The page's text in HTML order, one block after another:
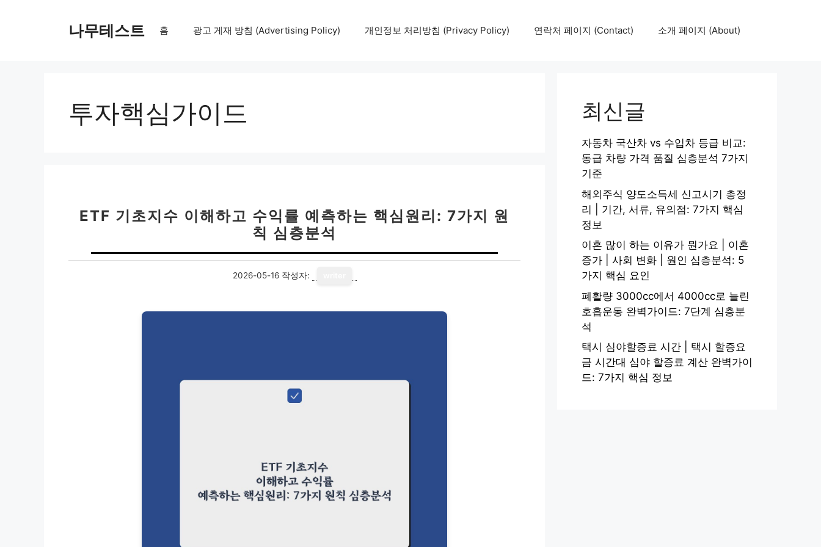
나무테스트 홈 광고 게재 방침 (Advertising Policy) 개인정보 처리방침 (Privacy Policy) 연락처 페이지 (Contact) 소개 페이지 (About)
투자핵심가이드
ETF 기초지수 이해하고 수익률 예측하는 핵심원리: 7가지 원
칙 심층분석
2026-05-16 작성자:
최신글
자동차 국산차 vs 수입차 등급 비교:
동급 차량 가격 품질 심층분석 7가지
기준
해외주식 양도소득세 신고시기 총정
리 | 기간, 서류, 유의점: 7가지 핵심
정보
이혼 많이 하는 이유가 뭔가요 | 이혼
증가 | 사회 변화 | 원인 심층분석: 5
가지 핵심 요인
폐활량 3000cc에서 4000cc로 늘린
호흡운동 완벽가이드: 7단계 심층분
석
택시 심야할증료 시간 | 택시 할증요
금 시간대 심야 할증료 계산 완벽가이
드: 7가지 핵심 정보